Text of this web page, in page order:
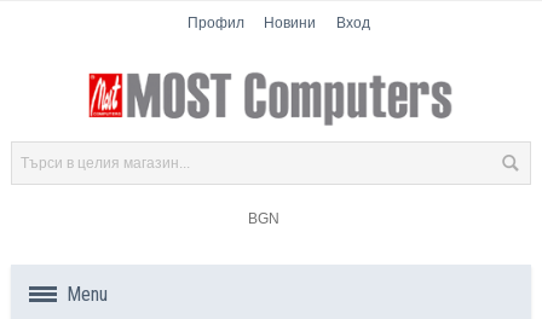
Профил Новини Вход
BGN
Menu